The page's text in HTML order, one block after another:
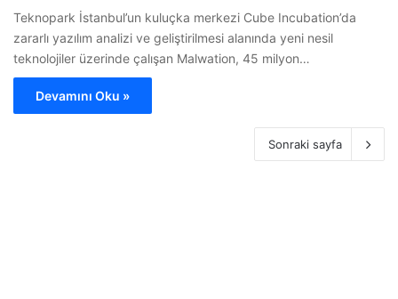
Teknopark İstanbul’un kuluçka merkezi Cube Incubation’da
zararlı yazılım analizi ve geliştirilmesi alanında yeni nesil
teknolojiler üzerinde çalışan Malwation, 45 milyon…
Devamını Oku »
Sonraki sayfa